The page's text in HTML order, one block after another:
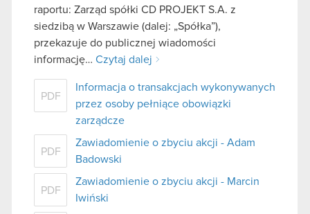
raportu: Zarząd spółki CD PROJEKT S.A. z
siedzibą w Warszawie (dalej: „Spółka”),
przekazuje do publicznej wiadomości
informację… Czytaj dalej
PDF
Informacja o transakcjach wykonywanych
przez osoby pełniące obowiązki
zarządcze
PDF
Zawiadomienie o zbyciu akcji - Adam
Badowski
PDF
Zawiadomienie o zbyciu akcji - Marcin
Iwiński